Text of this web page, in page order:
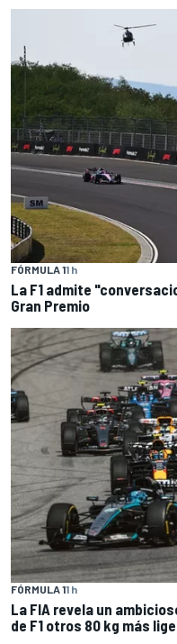
FÓRMULA 11 h
La F1 admite
Gran Premio
FÓRMULA 11 h
La FIA revela un
de F1 otros 80 kg más